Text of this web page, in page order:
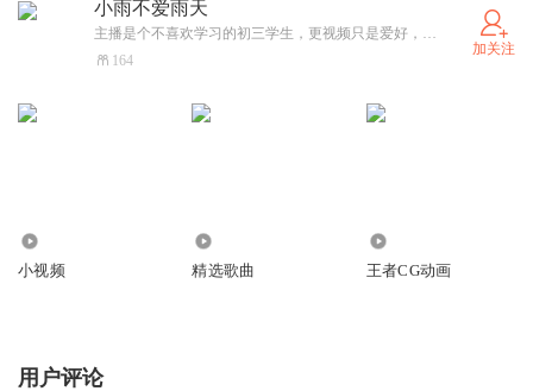
小雨不爱雨天
主播是个不喜欢学习的初三学生，更视频只是爱好，希望大家多多关注，而且关注的都会回关（由于要上学所以不一定马上回关，但一定会回的！！！）还有周一到周五一般不会回消息，请见谅哈
164
加关注
小视频 精选歌曲 王者CG动画
用户评论